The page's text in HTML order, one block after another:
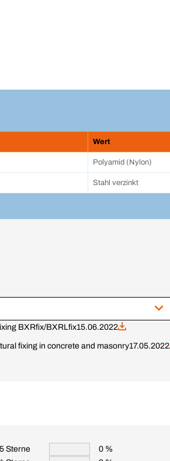
Wert
Polyamid (Nylon)
Stahl verzinkt
BXRfix/BXRLfix15.06.2022
fixing in concrete and masonry17.05.2022
5 Sterne
0 %